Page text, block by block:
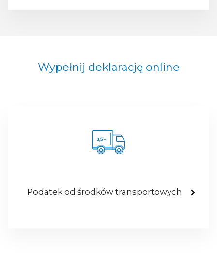
Wypełnij deklarację online
Podatek od środków transportowych